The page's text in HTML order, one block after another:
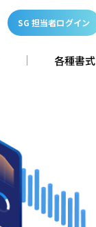
SG 担当者ログイン
各種書式